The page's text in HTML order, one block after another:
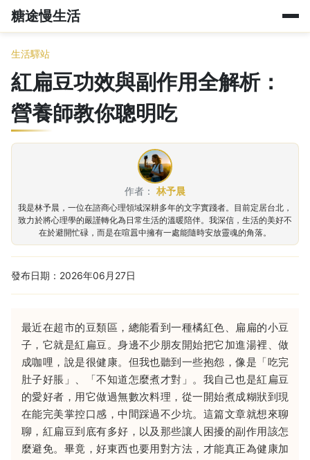
糖途慢生活
生活驛站
紅扁豆功效與副作用全解析：
營養師教你聰明吃
作者： 林予晨
我是林予晨，一位在諮商心理領域深耕多年的文字實踐者。目前定居台北，
致力於將心理學的嚴謹轉化為日常生活的溫暖陪伴。我深信，生活的美好不
在於避開忙碌，而是在喧囂中擁有一處能隨時安放靈魂的角落。
發布日期：2026年06月27日
最近在超市的豆類區，總能看到一種橘紅色、扁扁的小豆
子，它就是紅扁豆。身邊不少朋友開始把它加進湯裡、做
成咖哩，說是很健康。但我也聽到一些抱怨，像是「吃完
肚子好脹」、「不知道怎麼煮才對」。我自己也是紅扁豆
的愛好者，用它做過無數次料理，從一開始煮成糊狀到現
在能完美掌控口感，中間踩過不少坑。這篇文章就想來聊
聊，紅扁豆到底有多好，以及那些讓人困擾的副作用該怎
麼避免。畢竟，好東西也要用對方法，才能真正為健康加